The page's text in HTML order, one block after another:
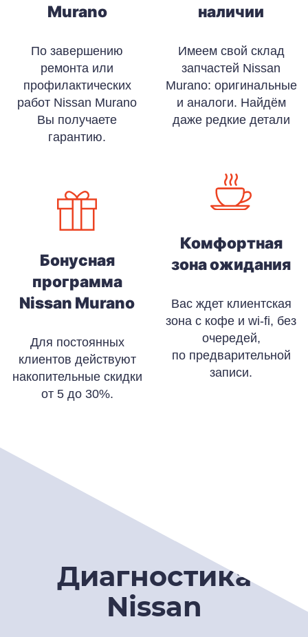
Murano
По завершению
ремонта или
профилактических
работ Nissan Murano
Вы получаете
гарантию.
Бонусная
программа
Nissan Murano
Для постоянных
клиентов действуют
накопительные скидки
от 5 до 30%.
наличии
Имеем свой склад
запчастей Nissan
Murano: оригинальные
и аналоги. Найдём
даже редкие детали
Комфортная
зона ожидания
Вас ждет клиентская
зона с кофе и wi-fi, без
очередей,
по предварительной
записи.
Диагностика
Nissan